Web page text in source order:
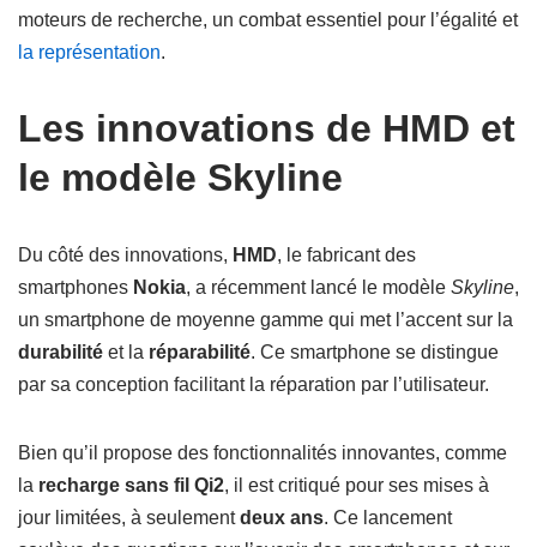
moteurs de recherche, un combat essentiel pour l’égalité et
la représentation.
Les innovations de HMD et
le modèle Skyline
Du côté des innovations, HMD, le fabricant des
smartphones Nokia, a récemment lancé le modèle Skyline,
un smartphone de moyenne gamme qui met l’accent sur la
durabilité et la réparabilité. Ce smartphone se distingue
par sa conception facilitant la réparation par l’utilisateur.
Bien qu’il propose des fonctionnalités innovantes, comme
la recharge sans fil Qi2, il est critiqué pour ses mises à
jour limitées, à seulementdeux ans. Ce lancement